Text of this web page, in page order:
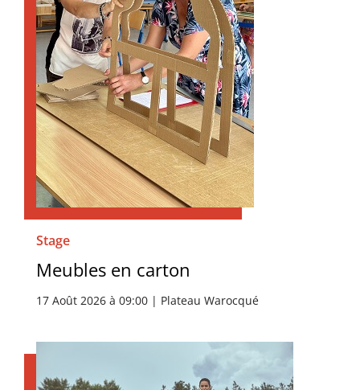
Stage
Meubles en carton
17 Août 2026 à 09:00 | Plateau Warocqué